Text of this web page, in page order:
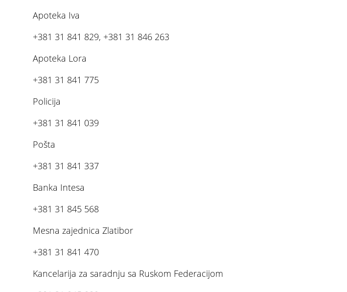
Apoteka Iva
+381 31 841 829, +381 31 846 263
Apoteka Lora
+381 31 841 775
Policija
+381 31 841 039
Pošta
+381 31 841 337
Banka Intesa
+381 31 845 568
Mesna zajednica Zlatibor
+381 31 841 470
Kancelarija za saradnju sa Ruskom Federacijom